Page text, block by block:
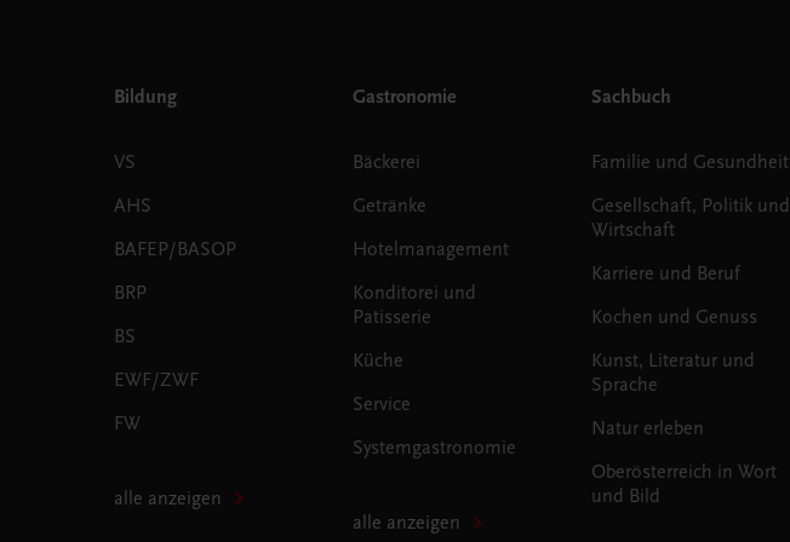
Bildung
VS
AHS
BAFEP/BASOP
BRP
BS
EWF/ZWF
FW
alle anzeigen
Gastronomie
Bäckerei
Getränke
Hotelmanagement
Konditorei und
Patisserie
Küche
Service
Systemgastronomie
alle anzeigen
Sachbuch
Familie und Gesundheit
Gesellschaft, Politik und
Wirtschaft
Karriere und Beruf
Kochen und Genuss
Kunst, Literatur und
Sprache
Natur erleben
Oberösterreich in Wort
und Bild